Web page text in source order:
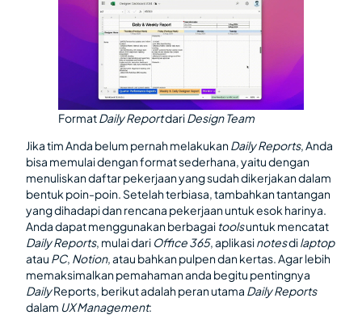
FormatDaily ReportdariDesign Team
Jika tim Anda belum pernah melakukanDaily Reports, Anda
bisa memulai dengan format sederhana, yaitu dengan
menuliskan daftar pekerjaan yang sudah dikerjakan dalam
bentuk poin-poin. Setelah terbiasa, tambahkan tantangan
yang dihadapi dan rencana pekerjaan untuk esok harinya.
Anda dapat menggunakan berbagai toolsuntuk mencatat
Daily Reports, mulai dari Office 365, aplikasinotesdilaptop
atau PC, Notion, atau bahkan pulpen dan kertas. Agar lebih
memaksimalkan pemahaman anda begitu pentingnya
DailyReports, berikut adalah peran utama Daily Reports
dalam UX Management: